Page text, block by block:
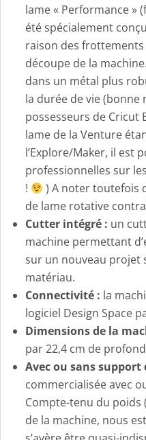
lame « Performance »
été spécialement
raison des
découpe de la
dans un métal plus
la durée de vie (bonne
possesseurs de Cricut
lame de la Venture
l’Explore/Maker, il est
professionnelles sur
!
) A noter toutefois
de lame rotative
Cutter intégré : un
machine permettant
sur un nouveau projet
matériau.
Connectivité : la
logiciel Design Space
Dimensions de la
par 22,4 cm de
Avec ou sans support
commercialisée avec
Compte-tenu du poids
de la machine, nous